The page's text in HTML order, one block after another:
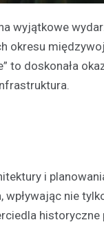
wyjątkowe
okresu
to doskonała
i
nie